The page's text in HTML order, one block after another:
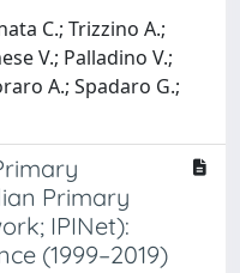
C.; Trizzino A.;
V.; Palladino V.;
A.; Spadaro G.;
Primary
IPINet):
(1999–2019)